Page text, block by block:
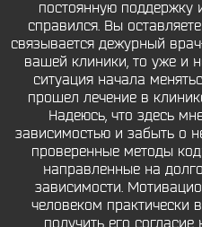
постоянную поддержку
справился. Вы
связывается дежурный
вашей клиники, то уже и
ситуация начала
прошел лечение в
Надеюсь, что здесь
зависимостью и забыть о
проверенные методы
направленные на
зависимости.
человеком практически
получить его